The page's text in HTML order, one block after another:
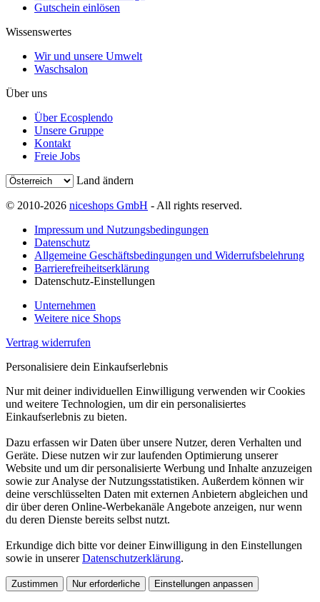
Gutschein einlösen
Wissenswertes
Wir und unsere Umwelt
Waschsalon
Über uns
Über Ecosplendo
Unsere Gruppe
Kontakt
Freie Jobs
Land ändern
© 2010-2026 niceshops GmbH - All rights reserved.
Impressum und Nutzungsbedingungen
Datenschutz
Allgemeine Geschäftsbedingungen und Widerrufsbelehrung
Barrierefreiheitserklärung
Datenschutz-Einstellungen
Unternehmen
Weitere nice Shops
Vertrag widerrufen
Personalisiere dein Einkaufserlebnis
Nur mit deiner individuellen Einwilligung verwenden wir Cookies
und weitere Technologien, um dir ein personalisiertes
Einkaufserlebnis zu bieten.
Dazu erfassen wir Daten über unsere Nutzer, deren Verhalten und
Geräte. Diese nutzen wir zur laufenden Optimierung unserer
Website und um dir personalisierte Werbung und Inhalte anzuzeigen
sowie zur Analyse der Nutzungsstatistiken. Außerdem können wir
deine verschlüsselten Daten mit externen Anbietern abgleichen und
dir über deren Online-Werbekanäle Angebote anzeigen, nur wenn
du deren Dienste bereits selbst nutzt.
Erkundige dich bitte vor deiner Einwilligung in den Einstellungen
sowie in unsererDatenschutzerklärung.
Zustimmen Nur erforderliche Einstellungen anpassen